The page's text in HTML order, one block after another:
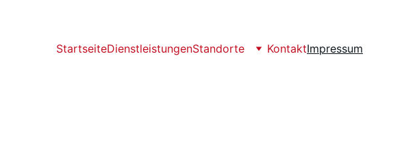
StartseiteDienstleistungenStandorte KontaktImpressum